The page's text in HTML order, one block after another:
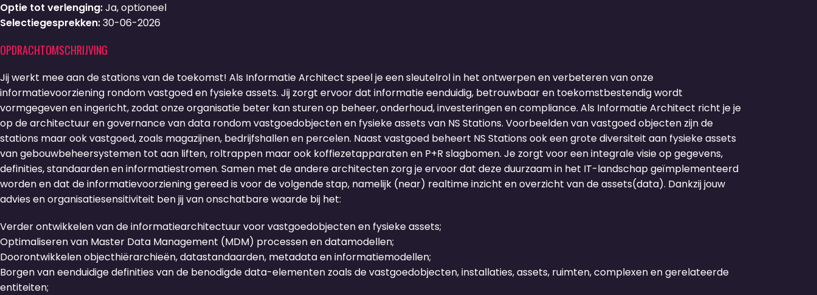
Optie tot verlenging:Ja, optioneel
Selectiegesprekken:30-06-2026
OPDRACHTOMSCHRIJVING
Jij werkt mee aan de stations van de toekomst! Als Informatie Architect speel je een sleutelrol in het ontwerpen en verbeteren van onze
informatievoorziening rondom vastgoed en fysieke assets. Jij zorgt ervoor dat informatie eenduidig, betrouwbaar en toekomstbestendig wordt
vormgegeven en ingericht, zodat onze organisatie beter kan sturen op beheer, onderhoud, investeringen en compliance. Als Informatie Architect richt je je
op de architectuur en governance van data rondom vastgoedobjecten en fysieke assets van NS Stations. Voorbeelden van vastgoed objecten zijn de
stations maar ook vastgoed, zoals magazijnen, bedrijfshallen en percelen. Naast vastgoed beheert NS Stations ook een grote diversiteit aan fysieke assets
van gebouwbeheersystemen tot aan liften, roltrappen maar ook koffiezetapparaten en P+R slagbomen. Je zorgt voor een integrale visie op gegevens,
definities, standaarden en informatiestromen. Samen met de andere architecten zorg je ervoor dat deze duurzaam in het IT-landschap geïmplementeerd
worden en dat de informatievoorziening gereed is voor de volgende stap, namelijk (near) realtime inzicht en overzicht van de assets(data). Dankzij jouw
advies en organisatiesensitiviteit ben jij van onschatbare waarde bij het:
Verder ontwikkelen van de informatiearchitectuur voor vastgoedobjecten en fysieke assets;
Optimaliseren van Master Data Management (MDM) processen en datamodellen;
Doorontwikkelen objecthiërarchieën, datastandaarden, metadata en informatiemodellen;
Borgen van eenduidige definities van de benodigde data-elementen zoals de vastgoedobjecten, installaties, assets, ruimten, complexen en gerelateerde
entiteiten;